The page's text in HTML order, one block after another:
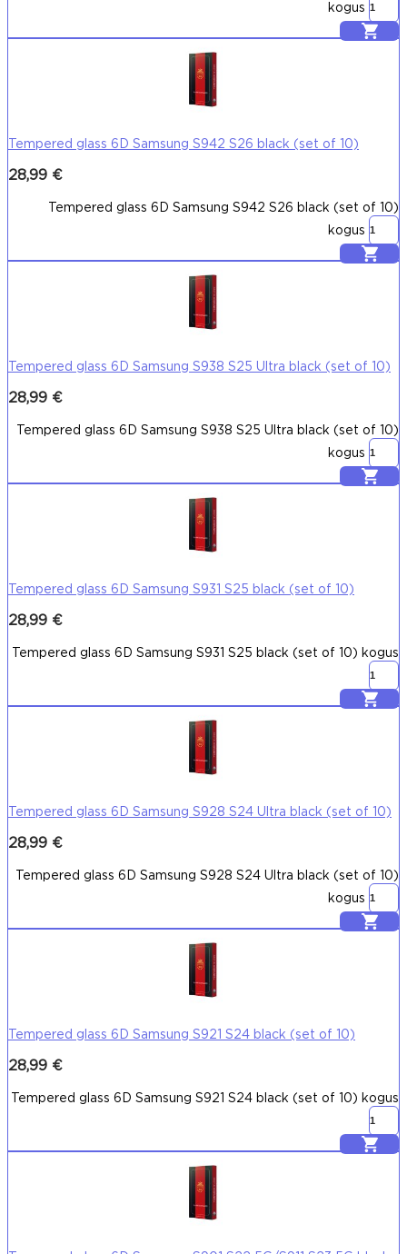
kogus
Lisa korvi
Tempered glass 6D Samsung S942 S26 black (set of 10)
28,99 €
Tempered glass 6D Samsung S942 S26 black (set of 10)
kogus
Lisa korvi
Tempered glass 6D Samsung S938 S25 Ultra black (set of 10)
28,99 €
Tempered glass 6D Samsung S938 S25 Ultra black (set of 10)
kogus
Lisa korvi
Tempered glass 6D Samsung S931 S25 black (set of 10)
28,99 €
Tempered glass 6D Samsung S931 S25 black (set of 10) kogus
Lisa korvi
Tempered glass 6D Samsung S928 S24 Ultra black (set of 10)
28,99 €
Tempered glass 6D Samsung S928 S24 Ultra black (set of 10)
kogus
Lisa korvi
Tempered glass 6D Samsung S921 S24 black (set of 10)
28,99 €
Tempered glass 6D Samsung S921 S24 black (set of 10) kogus
Lisa korvi